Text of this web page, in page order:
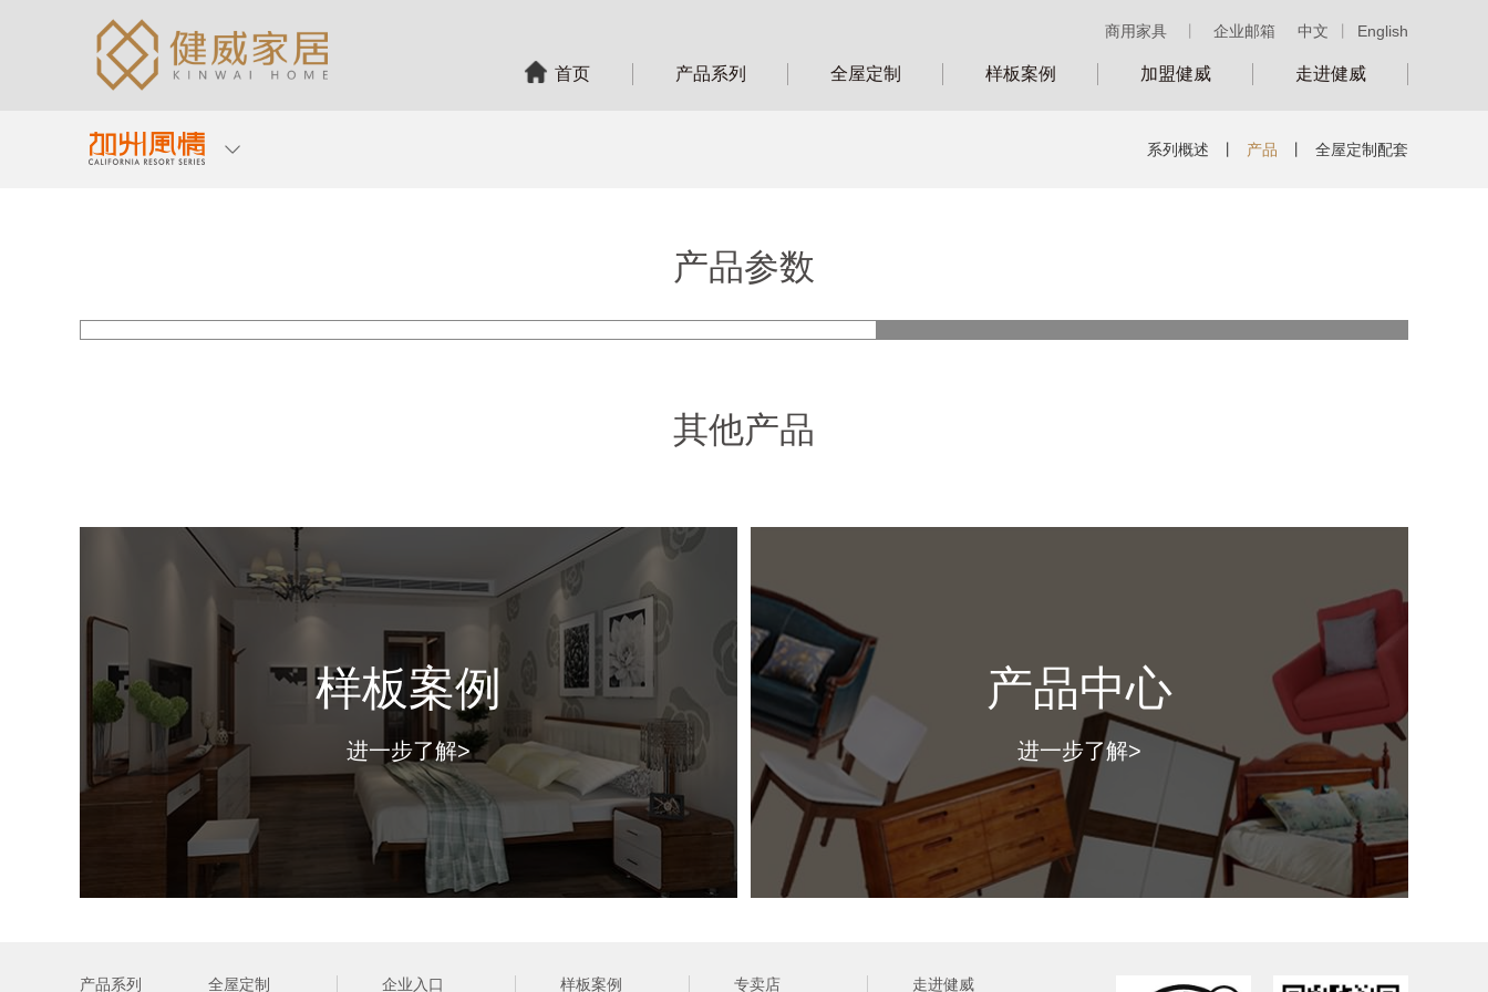
中文 English
商用家具 企业邮箱
首页 产品系列 全屋定制 样板案例 加盟健威 走进健威
系列概述 产品 全屋定制配套
产品参数
（ 网站图片仅供参考，具体款式以门店上样实物为准。）
其他产品
样板案例
进一步了解>
产品中心
进一步了解>
产品系列 全屋定制 企业入口 样板案例 专卖店 走进健威